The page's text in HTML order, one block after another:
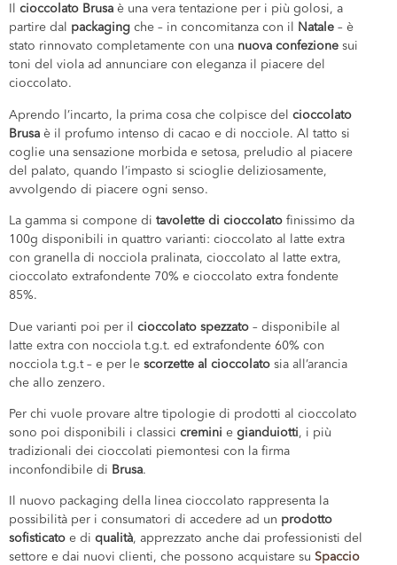
cioccolato Brusa è una vera tentazione per i più golosi, a
partire dal packaging che – in concomitanza con il Natale – è
stato rinnovato completamente con una nuova confezione sui
toni del viola ad annunciare con eleganza il piacere del
cioccolato.
Aprendo l’incarto, la prima cosa che colpisce del cioccolato
Brusa è il profumo intenso di cacao e di nocciole. Al tatto si
coglie una sensazione morbida e setosa, preludio al piacere
del palato, quando l’impasto si scioglie deliziosamente,
avvolgendo di piacere ogni senso.
La gamma si compone di tavolette di cioccolato finissimo da
100g disponibili in quattro varianti: cioccolato al latte extra
con granella di nocciola pralinata, cioccolato al latte extra,
cioccolato extrafondente 70% e cioccolato extra fondente
85%.
Due varianti poi per il cioccolato spezzato – disponibile al
latte extra con nocciola t.g.t. ed extrafondente 60% con
nocciola t.g.t – e per le scorzette al cioccolato sia all’arancia
che allo zenzero.
Per chi vuole provare altre tipologie di prodotti al cioccolato
sono poi disponibili i classici cremini e gianduiotti, i più
tradizionali dei cioccolati piemontesi con la firma
inconfondibile di Brusa.
Il nuovo packaging della linea cioccolato rappresenta la
possibilità per i consumatori di accedere ad un prodotto
sofisticato e di qualità, apprezzato anche dai professionisti del
settore e dai nuovi clienti, che possono acquistare su Spaccio